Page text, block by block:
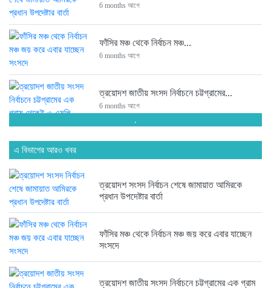
6 months আগে
ফাঁসির মঞ্চ থেকে নির্বাচন মঞ্চ...
6 months আগে
ত্রয়োদশ জাতীয় সংসদ নির্বাচনে চট্টগ্রামের...
6 months আগে
ত্রয়োদশ জাতীয় সংসদ নির্বাচনে জয়ে...
6 months আগে
ত্রয়োদশ জাতীয় সংসদ নির্বাচনে তারেক...
6 months আগে
.
এ বিভাগের আরও খবর
ত্রয়োদশ সংসদ নির্বাচন শেষে জামায়াত আমিরকে
প্রধান উপদেষ্টার বার্তা
ফাঁসির মঞ্চ থেকে নির্বাচন মঞ্চ জয় করে এবার যাচ্ছেন
সংসদে
ত্রয়োদশ জাতীয় সংসদ নির্বাচনে চট্টগ্রামের এক গ্রাম